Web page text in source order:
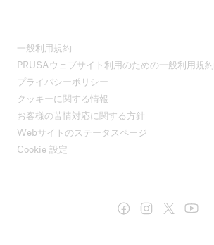
一般利用規約
PRUSAウェブサイト利用のための一般利用規約
プライバシーポリシー
クッキーに関する情報
お客様の苦情対応に関する方針
Webサイトのステータスページ
Cookie 設定